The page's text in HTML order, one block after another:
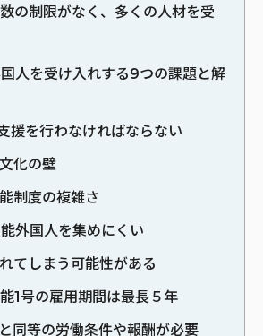
の制限がなく、多くの人材を受
人を受け入れする9つの課題と解
援を行わなければならない
化の壁
制度の複雑さ
外国人を集めにくい
てしまう可能性がある
1号の雇用期間は最長５年
同等の労働条件や報酬が必要